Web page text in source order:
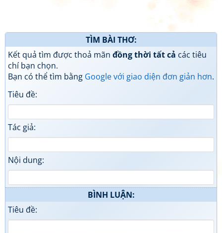
TÌM BÀI THƠ:
Kết quả tìm được thoả mãn đồng thời tất cả các tiêu
chí bạn chọn.
Bạn có thể tìm bằng Google với giao diện đơn giản hơn.
Tiêu đề:
Tác giả:
Nội dung:
BÌNH LUẬN:
Tiêu đề: